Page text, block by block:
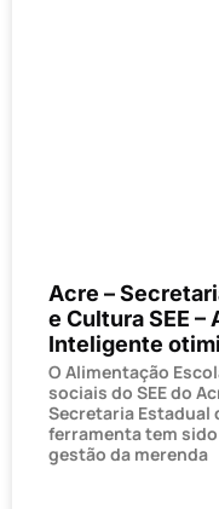
Acre –
e Cultura SEE
Inteligente
O Alimentação
sociais do SEE do
Secretaria Estadual
ferramenta tem
gestão da merenda